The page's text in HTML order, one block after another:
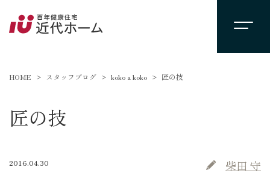
HOME スタッフブログ koko a koko 匠の技
匠の技
2016.04.30 柴田 守